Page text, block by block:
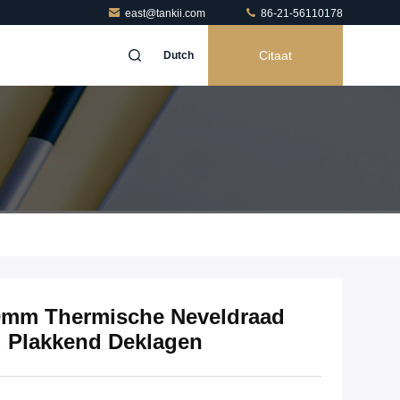
east@tankii.com 86-21-56110178
Dutch Citaat
Thermische Neveldraad
Deklagen